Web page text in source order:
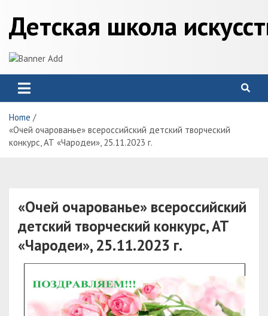
content
Детская школа
Home
«Очей очарованье» всероссийский детский творческий
конкурс, АТ «Чародеи», 25.11.2023 г.
«Очей очарованье» всероссийский
детский творческий конкурс, АТ
«Чародеи», 25.11.2023 г.